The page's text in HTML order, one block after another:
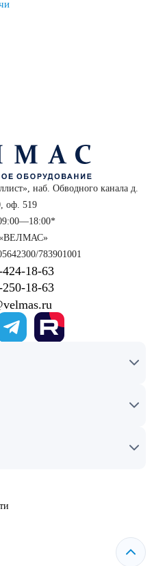
наб. Обводного канала д.
оф. 519
783901001